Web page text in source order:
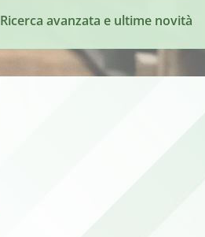
Ricerca avanzata e ultime novità